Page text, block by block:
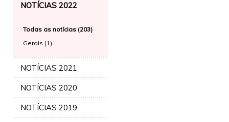
NOTÍCIAS 2022
Todas as notícias (203)
Gerais (1)
NOTÍCIAS 2021
NOTÍCIAS 2020
NOTÍCIAS 2019